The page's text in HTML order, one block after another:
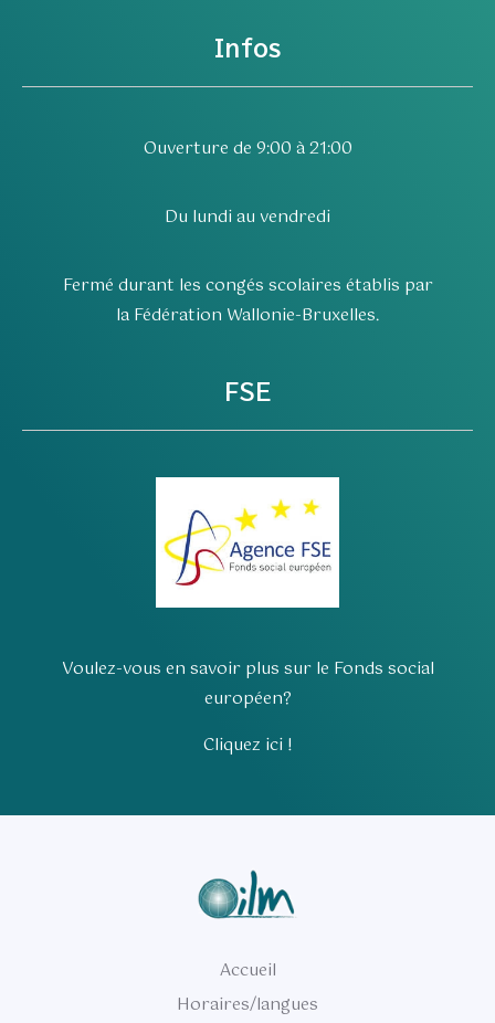
Infos
Ouverture de 9:00 à 21:00
Du lundi au vendredi
Fermé durant les congés scolaires établis par
la Fédération Wallonie-Bruxelles.
FSE
Voulez-vous en savoir plus sur le Fonds social
européen?
Cliquez ici !
Accueil
Horaires/langues